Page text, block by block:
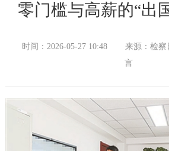
零门槛与高薪的“出
时间：2026-05-27 10:48 来源：检察
言